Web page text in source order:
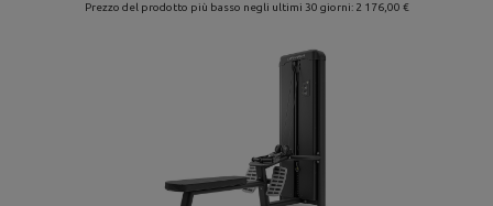
Prezzo del prodotto più basso negli ultimi 30 giorni: 2 176,00 €